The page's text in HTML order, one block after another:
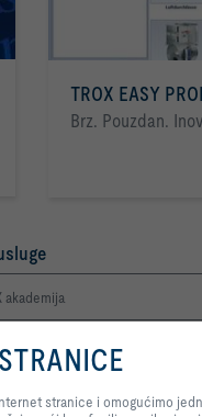
TROX EASY
Brz. Pouzdan.
akademija
Pritiskom na dugme
upravljanje našim
stranice i omogućimo